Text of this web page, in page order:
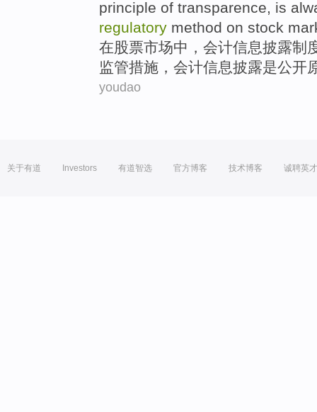
principle of transparence, is
regulatory method on stock
在股票市场中 ， 会计信息披露制
监管措施，会计信息披露是公开
youdao
关于有道 Investors 有道智选 官方博客 技术博客 诚聘英才